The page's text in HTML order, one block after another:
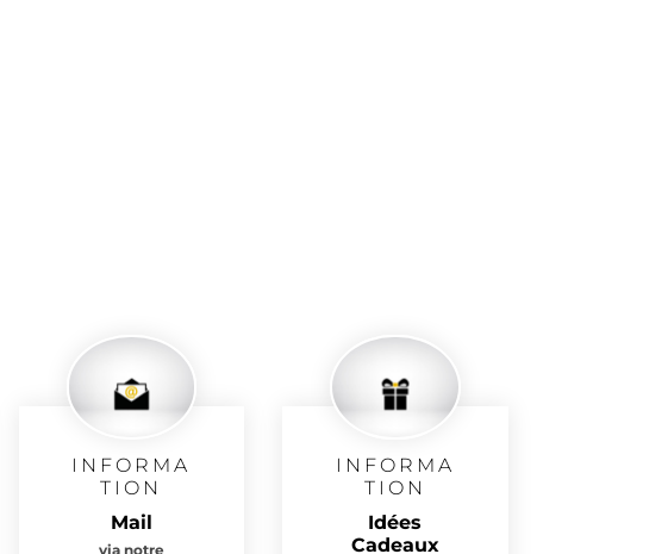
INFORMA
TION
Mail
via notre
INFORMA
TION
Idées
Cadeaux